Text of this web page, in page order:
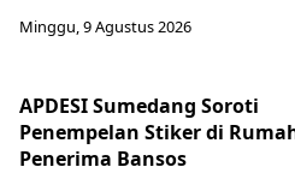
Minggu, 9 Agustus 2026
APDESI Sumedang Soroti
Penempelan Stiker di
Penerima Bansos